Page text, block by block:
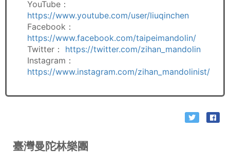
YouTube：
https://www.youtube.com/user/liuqinchen
Facebook：
https://www.facebook.com/taipeimandolin/
Twitter：
https://twitter.com/zihan_mandolin
Instagram：
https://www.instagram.com/zihan_mandolinist/
臺灣曼陀林樂團